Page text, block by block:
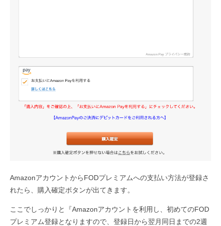
AmazonアカウントからFODプレミアムへの支払い方法が登録さ
れたら、購入確定ボタンが出てきます。
ここでしっかりと『Amazonアカウントを利用し、初めてのFOD
プレミアム登録となりますので、登録日から翌月同日までの2週